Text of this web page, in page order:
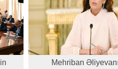
Mehriban